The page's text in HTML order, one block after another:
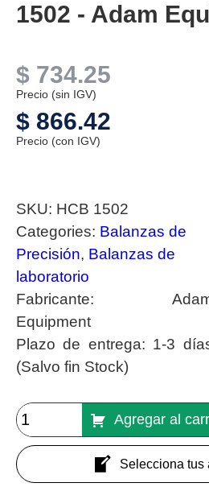
1502 - Adam
$ 734.25
Precio (sin IGV)
$ 866.42
Precio (con IGV)
SKU: HCB 1502
Categories: Balanzas de
Precisión, Balanzas de
laboratorio
Fabricante:
Equipment
Plazo de entrega: 1-3
(Salvo fin Stock)
Agregar al
Selecciona tus